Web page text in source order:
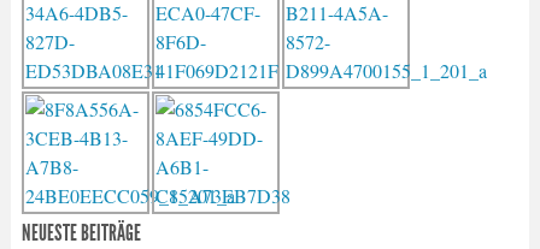
NEUESTE BEITRÄGE